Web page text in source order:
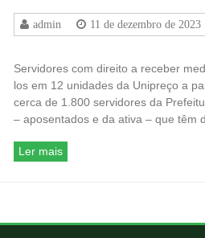
admin 11 de dezembro de 2023
Servidores com direito a receber
los em 12 unidades da Unipreço a
cerca de 1.800 servidores da
– aposentados e da ativa – que têm
Ler mais